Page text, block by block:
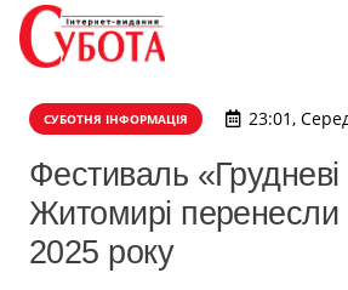
СУБОТНЯ ІНФОРМАЦІЯ 23:01,
Фестиваль
Житомирі перенесли
2025 року